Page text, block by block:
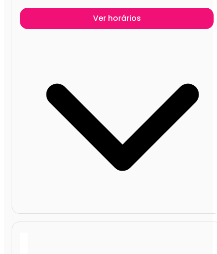
Ver horários